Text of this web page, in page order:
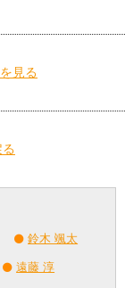
見る
る
鈴木 颯太
遠藤 淳